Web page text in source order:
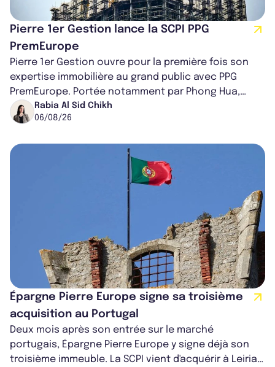
Pierre 1er Gestion lance la SCPI PPG
PremEurope
Pierre 1er Gestion ouvre pour la première fois son
expertise immobilière au grand public avec PPG
PremEurope. Portée notamment par Phong Hua,
ancien directeur des investissements d...
Rabia Al Sid Chikh
06/08/26
Épargne Pierre Europe signe sa troisième
acquisition au Portugal
Deux mois après son entrée sur le marché
portugais, Épargne Pierre Europe y signe déjà son
troisième immeuble. La SCPI vient d'acquérir à Leiria,